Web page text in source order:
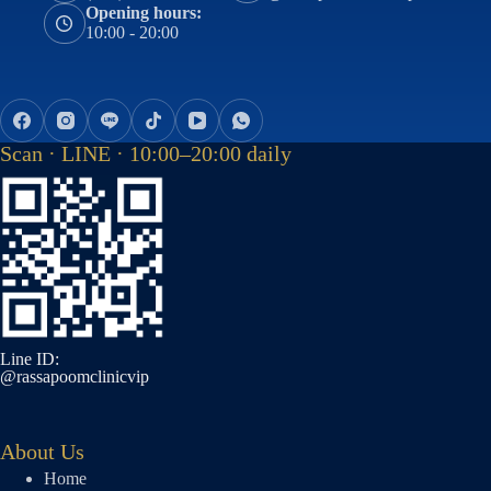
Opening hours:
10:00 - 20:00
Scan · LINE · 10:00–20:00 daily
Line ID:
@rassapoomclinicvip
About Us
Home